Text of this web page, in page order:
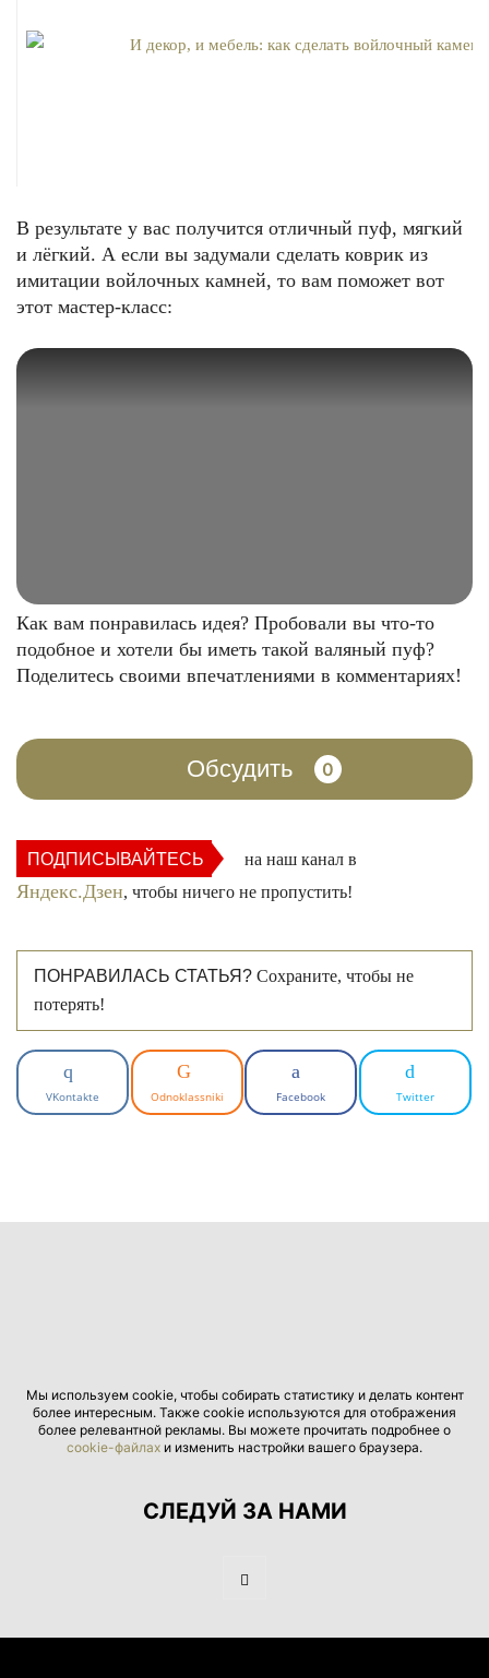
В результате у вас получится отличный пуф, мягкий
и лёгкий. А если вы задумали сделать коврик из
имитации войлочных камней, то вам поможет вот
этот мастер-класс:
Как вам понравилась идея? Пробовали вы что-то
подобное и хотели бы иметь такой валяный пуф?
Поделитесь своими впечатлениями в комментариях!
Обсудить 0
ПОДПИСЫВАЙТЕСЬ на наш канал в
Яндекс.Дзен, чтобы ничего не пропустить!
ПОНРАВИЛАСЬ СТАТЬЯ? Сохраните, чтобы не
потерять!
VKontakte Odnoklassniki Facebook Twitter
Мы используем cookie, чтобы собирать статистику и делать контент
более интересным. Также cookie используются для отображения
более релевантной рекламы. Вы можете прочитать подробнее о
cookie-файлах и изменить настройки вашего браузера.
СЛЕДУЙ ЗА НАМИ